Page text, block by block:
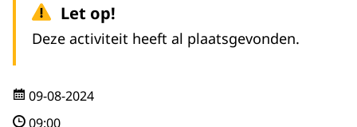
Let op!
Deze activiteit heeft al plaatsgevonden.
09-08-2024
09:00